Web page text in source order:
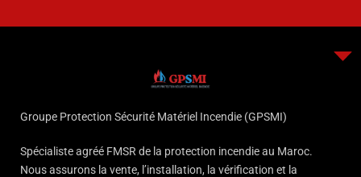
Groupe Protection Sécurité Matériel Incendie (GPSMI)
Spécialiste agréé FMSR de la protection incendie au Maroc.
Nous assurons la vente, l’installation, la vérification et la